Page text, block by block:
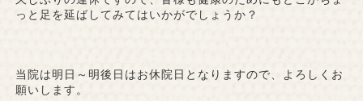
っと足を延ばしてみてはいかがでしょうか？
当院は明日～明後日はお休院日となりますので、よろしくお
願いします。